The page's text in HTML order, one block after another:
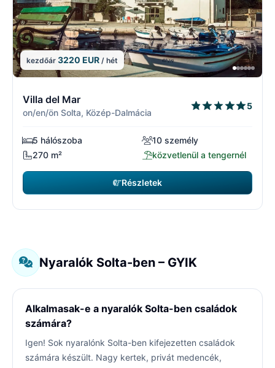
kezdőár 3220 EUR / hét
Villa del Mar
on/en/ön Solta, Közép-Dalmácia
5
5 hálószoba
10 személy
270 m²
közvetlenül a tengernél
Részletek
Nyaralók Solta-ben – GYIK
Alkalmasak-e a nyaralók Solta-ben családok
számára?
Igen! Sok nyaralónk Solta-ben kifejezetten családok
számára készült. Nagy kertek, privát medencék,